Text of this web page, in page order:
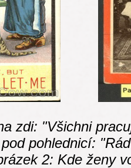
zdi: "Všichni
pohlednicí:
2: Kde ženy